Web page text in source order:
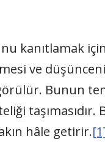
kanıtlamak
ve
Bunun
taşımasıdır.
hâle getirir.